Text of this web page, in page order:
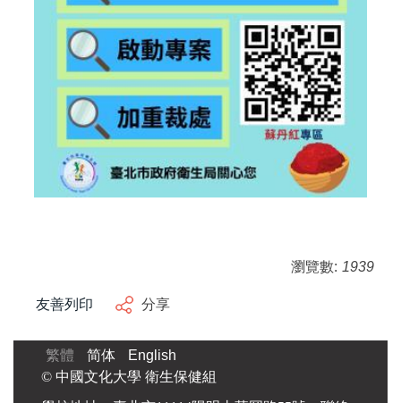
瀏覽數: 1939
友善列印 分享
繁體 简体
English
© 中國文化大學 衛生保健組